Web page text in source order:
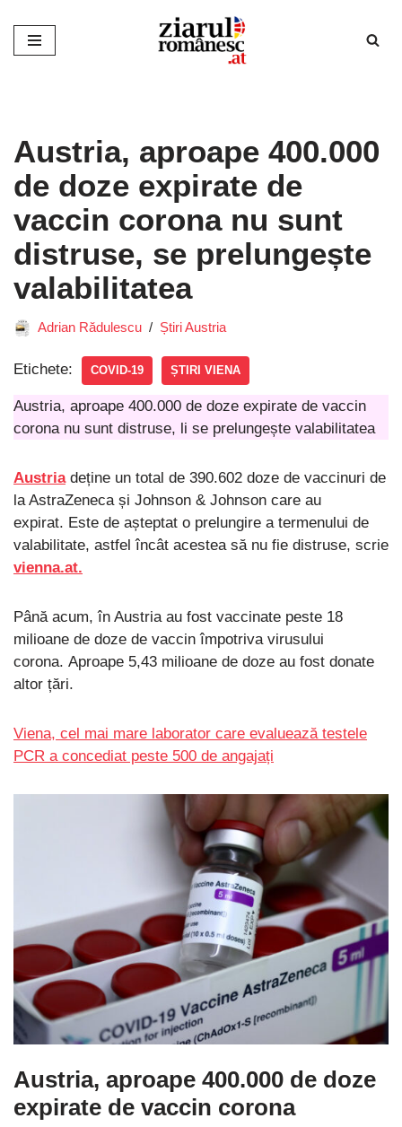
Sari
Austria, aproape 400.000
de doze expirate de
vaccin corona nu sunt
distruse, se prelungește
valabilitatea
Adrian Rădulescu Știri Austria
Etichete: COVID-19 ȘTIRI VIENA
Austria, aproape 400.000 de doze expirate de vaccin
corona nu sunt distruse, li se prelungește valabilitatea
Austriadeține un total de 390.602 doze de vaccinuri de
la AstraZeneca și Johnson & Johnson care au
expirat. Este de așteptat o prelungire a termenului de
valabilitate, astfel încât acestea să nu fie distruse, scrie
vienna.at.
Până acum, în Austria au fost vaccinate peste 18
milioane de doze de vaccin împotriva virusului
corona. Aproape 5,43 milioane de doze au fost donate
altor țări.
Viena, cel mai mare laborator care evaluează testele
PCR a concediat peste 500 de angajați
Austria, aproape 400.000 de doze
expirate de vaccin corona